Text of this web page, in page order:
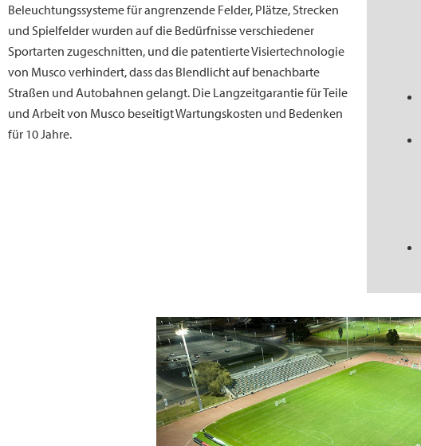
Beleuchtungssysteme für angrenzende Felder, Plätze, Strecken
und Spielfelder wurden auf die Bedürfnisse verschiedener
Sportarten zugeschnitten, und die patentierte Visiertechnologie
von Musco verhindert, dass das Blendlicht auf benachbarte
Straßen und Autobahnen gelangt. Die Langzeitgarantie für Teile
und Arbeit von Musco beseitigt Wartungskosten und Bedenken
für 10 Jahre.